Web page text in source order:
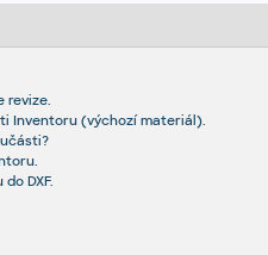
revize.
Inventoru (výchozí materiál).
DXF.